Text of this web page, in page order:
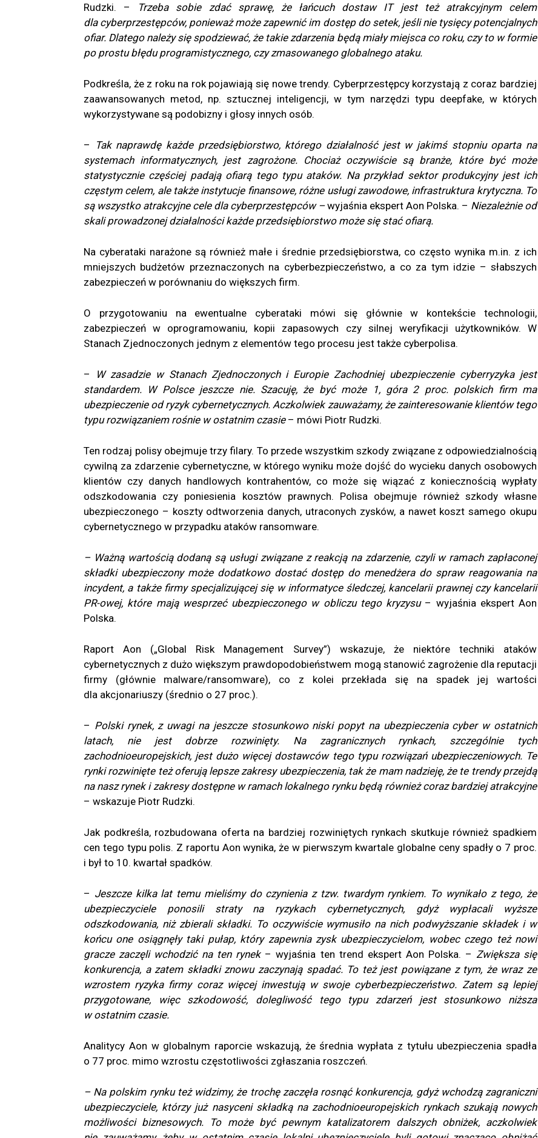
Rudzki. –
Trzeba sobie zdać sprawę, że łańcuch dostaw IT jest też atrakcyjnym celem
dla cyberprzestępców, ponieważ może zapewnić im dostęp do setek, jeśli nie tysięcy potencjalnych
ofiar. Dlatego należy się spodziewać, że takie zdarzenia będą miały miejsca co roku, czy to w formie
po prostu błędu programistycznego, czy zmasowanego globalnego ataku.
Podkreśla, że z roku na rok pojawiają się nowe trendy. Cyberprzestępcy korzystają z coraz bardziej
zaawansowanych metod, np. sztucznej inteligencji, w tym narzędzi typu deepfake, w których
wykorzystywane są podobizny i głosy innych osób.
– Tak naprawdę każde przedsiębiorstwo, którego działalność jest w jakimś stopniu oparta na
systemach informatycznych, jest zagrożone. Chociaż oczywiście są branże, które być może
statystycznie częściej padają ofiarą tego typu ataków. Na przykład sektor produkcyjny jest ich
częstym celem, ale także instytucje finansowe, różne usługi zawodowe, infrastruktura krytyczna. To
są wszystko atrakcyjne cele dla cyberprzestępców –wyjaśnia ekspert Aon Polska. – Niezależnie od
skali prowadzonej działalności każde przedsiębiorstwo może się stać ofiarą.
Na cyberataki narażone są również małe i średnie przedsiębiorstwa, co często wynika m.in. z ich
mniejszych budżetów przeznaczonych na cyberbezpieczeństwo, a co za tym idzie – słabszych
zabezpieczeń w porównaniu do większych firm.
O przygotowaniu na ewentualne cyberataki mówi się głównie w kontekście technologii,
zabezpieczeń w oprogramowaniu, kopii zapasowych czy silnej weryfikacji użytkowników. W
Stanach Zjednoczonych jednym z elementów tego procesu jest także cyberpolisa.
– W zasadzie w Stanach Zjednoczonych i Europie Zachodniej ubezpieczenie cyberryzyka jest
standardem. W Polsce jeszcze nie. Szacuję, że być może 1, góra 2 proc. polskich firm ma
ubezpieczenie od ryzyk cybernetycznych. Aczkolwiek zauważamy, że zainteresowanie klientów tego
typu rozwiązaniem rośnie w ostatnim czasie – mówi Piotr Rudzki.
Ten rodzaj polisy obejmuje trzy filary. To przede wszystkim szkody związane z odpowiedzialnością
cywilną za zdarzenie cybernetyczne, w którego wyniku może dojść do wycieku danych osobowych
klientów czy danych handlowych kontrahentów, co może się wiązać z koniecznością wypłaty
odszkodowania czy poniesienia kosztów prawnych. Polisa obejmuje również szkody własne
ubezpieczonego – koszty odtworzenia danych, utraconych zysków, a nawet koszt samego okupu
cybernetycznego w przypadku ataków ransomware.
– Ważną wartością dodaną są usługi związane z reakcją na zdarzenie, czyli w ramach zapłaconej
składki ubezpieczony może dodatkowo dostać dostęp do menedżera do spraw reagowania na
incydent, a także firmy specjalizującej się w informatyce śledczej, kancelarii prawnej czy kancelarii
PR-owej, które mają wesprzeć ubezpieczonego w obliczu tego kryzysu – wyjaśnia ekspert Aon
Polska.
Raport Aon („Global Risk Management Survey”) wskazuje, że niektóre techniki ataków
cybernetycznych z dużo większym prawdopodobieństwem mogą stanowić zagrożenie dla reputacji
firmy (głównie malware/ransomware), co z kolei przekłada się na spadek jej wartości
dla akcjonariuszy (średnio o 27 proc.).
– Polski rynek, z uwagi na jeszcze stosunkowo niski popyt na ubezpieczenia cyber w ostatnich
latach, nie jest dobrze rozwinięty. Na zagranicznych rynkach, szczególnie tych
zachodnioeuropejskich, jest dużo więcej dostawców tego typu rozwiązań ubezpieczeniowych. Te
rynki rozwinięte też oferują lepsze zakresy ubezpieczenia, tak że mam nadzieję, że te trendy przejdą
na nasz rynek i zakresy dostępne w ramach lokalnego rynku będą również coraz bardziej atrakcyjne
– wskazuje Piotr Rudzki.
Jak podkreśla, rozbudowana oferta na bardziej rozwiniętych rynkach skutkuje również spadkiem
cen tego typu polis. Z raportu Aon wynika, że w pierwszym kwartale globalne ceny spadły o 7 proc.
i był to 10. kwartał spadków.
– Jeszcze kilka lat temu mieliśmy do czynienia z tzw. twardym rynkiem. To wynikało z tego, że
ubezpieczyciele ponosili straty na ryzykach cybernetycznych, gdyż wypłacali wyższe
odszkodowania, niż zbierali składki. To oczywiście wymusiło na nich podwyższanie składek i w
końcu one osiągnęły taki pułap, który zapewnia zysk ubezpieczycielom, wobec czego też nowi
gracze zaczęli wchodzić na ten rynek– wyjaśnia ten trend ekspert Aon Polska. – Zwiększa się
konkurencja, a zatem składki znowu zaczynają spadać. To też jest powiązane z tym, że wraz ze
wzrostem ryzyka firmy coraz więcej inwestują w swoje cyberbezpieczeństwo. Zatem są lepiej
przygotowane, więc szkodowość, dolegliwość tego typu zdarzeń jest stosunkowo niższa
w ostatnim czasie.
Analitycy Aon w globalnym raporcie wskazują, że średnia wypłata z tytułu ubezpieczenia spadła
o 77 proc. mimo wzrostu częstotliwości zgłaszania roszczeń.
– Na polskim rynku też widzimy, że trochę zaczęła rosnąć konkurencja, gdyż wchodzą zagraniczni
ubezpieczyciele, którzy już nasyceni składką na zachodnioeuropejskich rynkach szukają nowych
możliwości biznesowych. To może być pewnym katalizatorem dalszych obniżek, aczkolwiek